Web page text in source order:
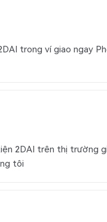
trong ví giao ngay
2DAI trên thị trường
tôi